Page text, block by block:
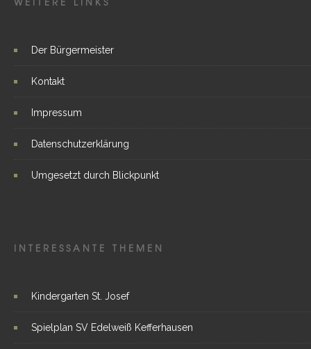
Der Bürgermeister
Kontakt
Impressum
Datenschutzerklärung
Umgesetzt durch Blickpunkt
INTERESSANTE THEMEN
Kindergarten St. Josef
Spielplan SV Edelweiß Kefferhausen